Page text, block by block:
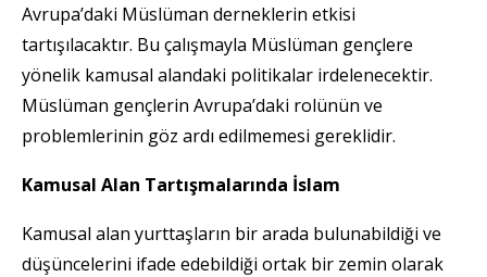
Avrupa’daki Müslüman derneklerin etkisi
tartışılacaktır. Bu çalışmayla Müslüman gençlere
yönelik kamusal alandaki politikalar irdelenecektir.
Müslüman gençlerin Avrupa’daki rolünün ve
problemlerinin göz ardı edilmemesi gereklidir.
Kamusal Alan Tartışmalarında İslam
Kamusal alan yurttaşların bir arada bulunabildiği ve
düşüncelerini ifade edebildiği ortak bir zemin olarak